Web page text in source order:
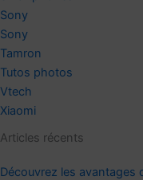
Sony
Sony
Tamron
Tutos photos
Vtech
Xiaomi
Articles récents
Découvrez les avantages